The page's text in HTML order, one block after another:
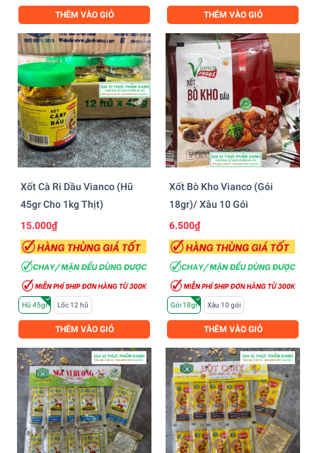
THÊM VÀO GIỎ THÊM VÀO GIỎ
Xốt Cà Ri Dầu Vianco (hũ
45gr Cho 1kg Thịt)
15.000₫
Hũ 45gr Lốc 12 hũ
THÊM VÀO GIỎ
Xốt Bò Kho Vianco (gói
18gr)/ Xâu 10 Gói
6.500₫
Gói 18gr Xâu 10 gói
THÊM VÀO GIỎ